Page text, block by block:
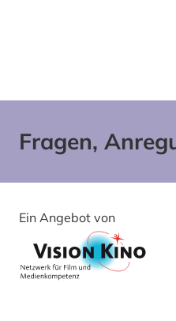
Fragen,
Ein Angebot von